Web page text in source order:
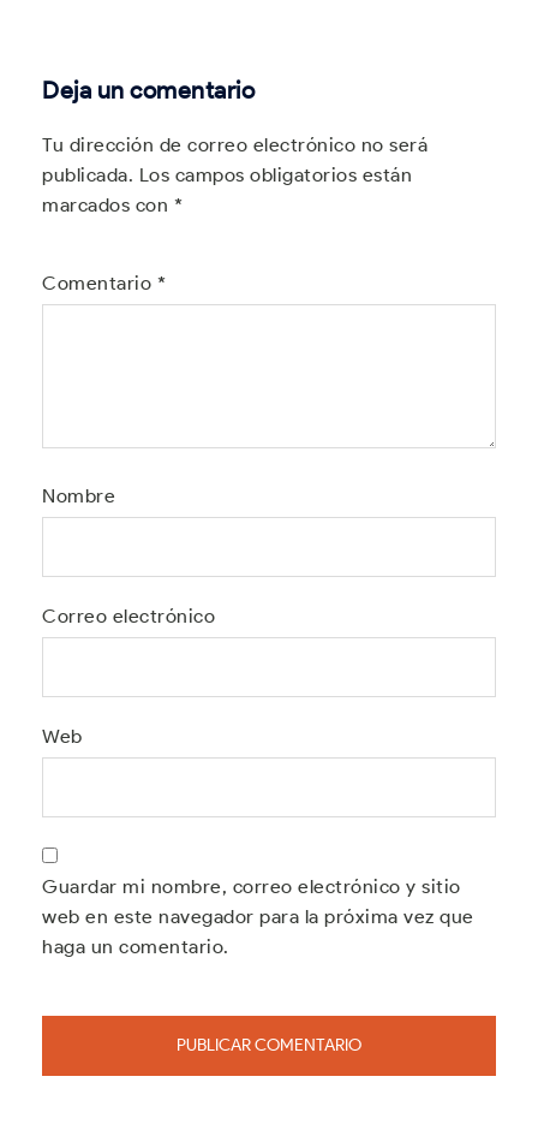
Deja un comentario
Tu dirección de correo electrónico no será
publicada. Los campos obligatorios están
marcados con *
Comentario *
Nombre
Correo electrónico
Web
Guardar mi nombre, correo electrónico y sitio
web en este navegador para la próxima vez que
haga un comentario.